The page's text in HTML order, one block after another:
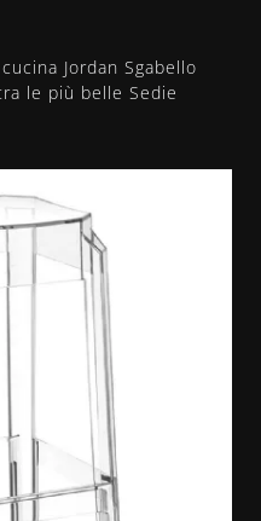
Jordan Sgabello
le più belle Sedie